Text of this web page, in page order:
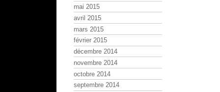
mai 2015
avril 2015
mars 2015
février 2015
décembre 2014
novembre 2014
octobre 2014
septembre 2014